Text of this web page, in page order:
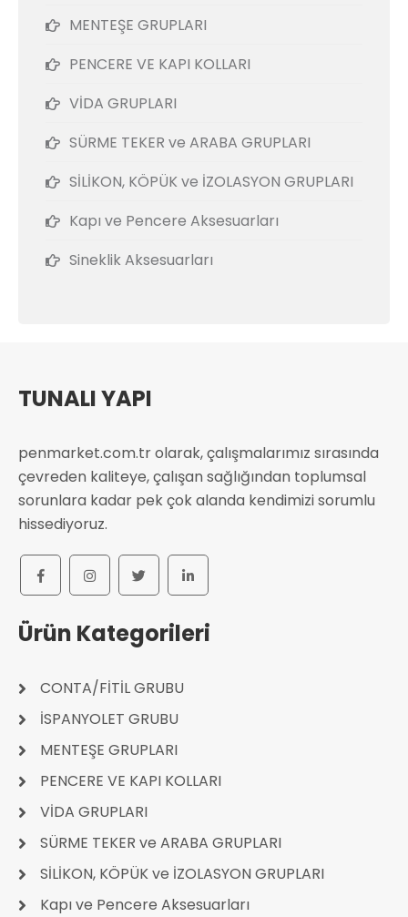
MENTEŞE GRUPLARI
PENCERE VE KAPI KOLLARI
VİDA GRUPLARI
SÜRME TEKER ve ARABA GRUPLARI
SİLİKON, KÖPÜK ve İZOLASYON GRUPLARI
Kapı ve Pencere Aksesuarları
Sineklik Aksesuarları
TUNALI YAPI
penmarket.com.tr olarak, çalışmalarımız sırasında
çevreden kaliteye, çalışan sağlığından toplumsal
sorunlara kadar pek çok alanda kendimizi sorumlu
hissediyoruz.
Ürün Kategorileri
CONTA/FİTİL GRUBU
İSPANYOLET GRUBU
MENTEŞE GRUPLARI
PENCERE VE KAPI KOLLARI
VİDA GRUPLARI
SÜRME TEKER ve ARABA GRUPLARI
SİLİKON, KÖPÜK ve İZOLASYON GRUPLARI
Kapı ve Pencere Aksesuarları